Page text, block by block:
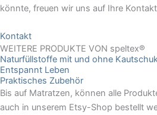
könnte, freuen wir uns auf Ihre
Kontakt
WEITERE PRODUKTE VON speltex®
Naturfüllstoffe mit und ohne
Entspannt Leben
Praktisches Zubehör
Bis auf Matratzen, können alle
auch in unserem Etsy-Shop bestellt